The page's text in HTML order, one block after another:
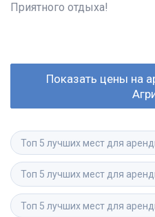
Приятного отдыха!
Показать цены на
Топ 5 лучших мест для
Топ 5 лучших мест для
Топ 5 лучших мест для